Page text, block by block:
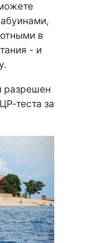
в
- и
разрешен
теста за